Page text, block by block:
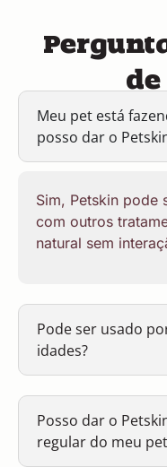
Meu pet está
posso dar o
Sim, Petskin pode
com outros
natural sem
Pode ser usado
idades?
Posso dar o
regular do meu